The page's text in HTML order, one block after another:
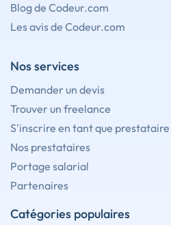
Blog de Codeur.com
Les avis de Codeur.com
Nos services
Demander un devis
Trouver un freelance
S'inscrire en tant que prestataire
Nos prestataires
Portage salarial
Partenaires
Catégories populaires